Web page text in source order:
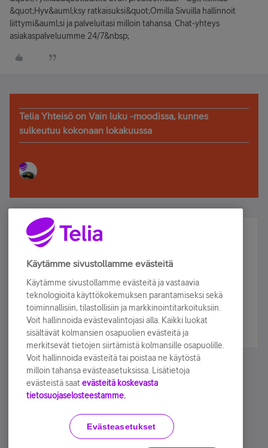
&quot;Hyv&auml;ksy ratkaisuksi&quot;Omilla Sivuilla hallinnoit
liittymi&auml;si ja palveluitasi milloin tahansa. Chat-yhteys
asiakaspalveluumme 24/7&nbsp;
Telia Yhteisö on Vain luku -moodissa, kunnes
sulkeutuu kokonaan lokakuussa
Älä jää paitsi – osallistu ja voita!
Tilaa Telian uutiskirje ja olet mukana arvonnassa.
sähköpostiisi.
Tilaa nyt
Käyttöehdot Accessibility statement
Käytämme sivustollamme evästeitä
Käytämme sivustollamme evästeitä ja vastaavia
teknologioita käyttökokemuksen parantamiseksi sekä
toiminnallisiin, tilastollisiin ja markkinointitarkoituksiin.
Voit hallinnoida evästevalintojasi alla. Kaikki luokat
sisältävät kolmansien osapuolien evästeitä ja
merkitsevät tietojen siirtämistä kolmansille osapuolille.
Voit hallinnoida evästeitä tai poistaa ne käytöstä
milloin tahansa evästeasetuksissa. Lisätietoja
evästeistä saat evästeitä koskevasta
tietosuojaselosteestamme.
Evästeasetukset